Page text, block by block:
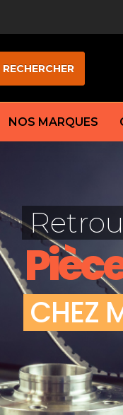
RECHERCHER
Garniture
Flexible de frein
Huile de frein
Mâchoires de
Jeu de
NOS MARQUES
CHEZ